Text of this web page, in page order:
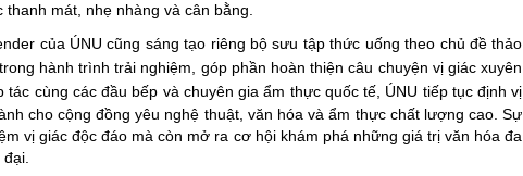
mát, nhẹ nhàng và cân bằng.
của ÚNU cũng sáng tạo riêng bộ sưu tập thức uống theo chủ đề thảo
hành trình trải nghiệm, góp phần hoàn thiện câu chuyện vị giác xuyên
tác cùng các đầu bếp và chuyên gia ẩm thực quốc tế, ÚNU tiếp tục định vị
cho cộng đồng yêu nghệ thuật, văn hóa và ẩm thực chất lượng cao. Sự
vị giác độc đáo mà còn mở ra cơ hội khám phá những giá trị văn hóa đa